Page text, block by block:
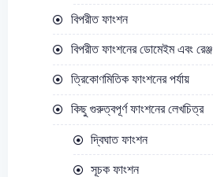
বিপরীত ফাংশন
বিপরীত ফাংশনের ডোমেইম এবং রেঞ্জ
ত্রিকোণমিতিক ফাংশনের পর্যায়
কিছু গুরুত্বপূর্ণ ফাংশনের লেখচিত্র
দ্বিঘাত ফাংশন
সূচক ফাংশন